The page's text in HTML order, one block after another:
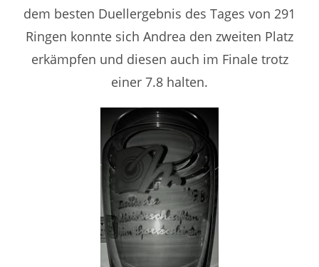
dem besten Duellergebnis des Tages von 291
Ringen konnte sich Andrea den zweiten Platz
erkämpfen und diesen auch im Finale trotz
einer 7.8 halten.